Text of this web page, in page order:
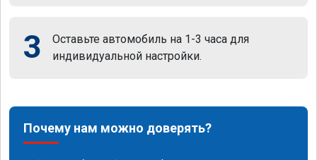
3
Оставьте автомобиль на 1-3 часа для
индивидуальной настройки.
Почему нам можно доверять?